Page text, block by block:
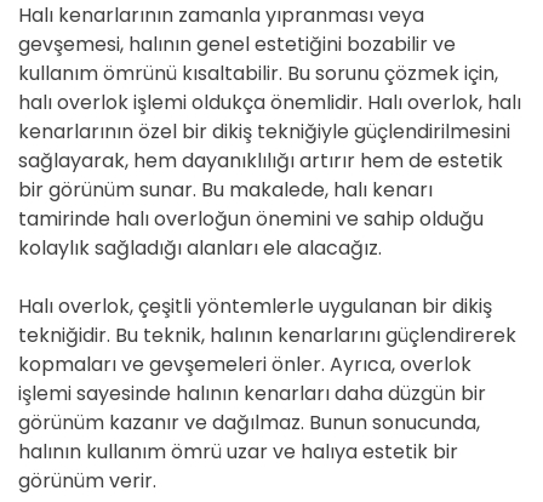
e
a
d
t
i
m
e
Halı kenarlarının zamanla yıpranması veya
gevşemesi, halının genel estetiğini bozabilir ve
kullanım ömrünü kısaltabilir. Bu sorunu çözmek için,
halı overlok işlemi oldukça önemlidir. Halı overlok, halı
kenarlarının özel bir dikiş tekniğiyle güçlendirilmesini
sağlayarak, hem dayanıklılığı artırır hem de estetik
bir görünüm sunar. Bu makalede, halı kenarı
tamirinde halı overloğun önemini ve sahip olduğu
kolaylık sağladığı alanları ele alacağız.
Halı overlok, çeşitli yöntemlerle uygulanan bir dikiş
tekniğidir. Bu teknik, halının kenarlarını güçlendirerek
kopmaları ve gevşemeleri önler. Ayrıca, overlok
işlemi sayesinde halının kenarları daha düzgün bir
görünüm kazanır ve dağılmaz. Bunun sonucunda,
halının kullanım ömrü uzar ve halıya estetik bir
görünüm verir.